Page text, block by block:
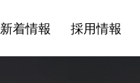
新着情報 採用情報